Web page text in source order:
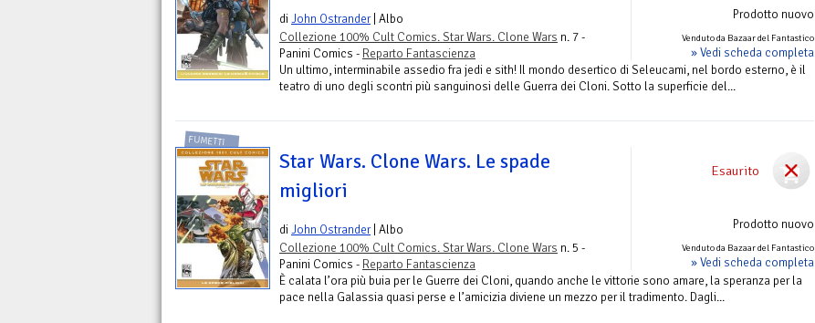
Prodotto nuovo
Venduto da Bazaar del Fantastico
» Vedi scheda completa
diJohn Ostrander| Albo
Collezione 100% Cult Comics. Star Wars. Clone Wars n. 7 -
Panini Comics - Reparto Fantascienza
Un ultimo, interminabile assedio fra jedi e sith! Il mondo desertico di Seleucami, nel bordo esterno, è il
teatro di uno degli scontri più sanguinosi delle Guerra dei Cloni. Sotto la superficie del...
Esaurito
Prodotto nuovo
Venduto da Bazaar del Fantastico
» Vedi scheda completa
FUMETTI
Star Wars. Clone Wars. Le spade
migliori
diJohn Ostrander| Albo
Collezione 100% Cult Comics. Star Wars. Clone Wars n. 5 -
Panini Comics - Reparto Fantascienza
È calata l’ora più buia per le Guerre dei Cloni, quando anche le vittorie sono amare, la speranza per la
pace nella Galassia quasi perse e l’amicizia diviene un mezzo per il tradimento. Dagli...